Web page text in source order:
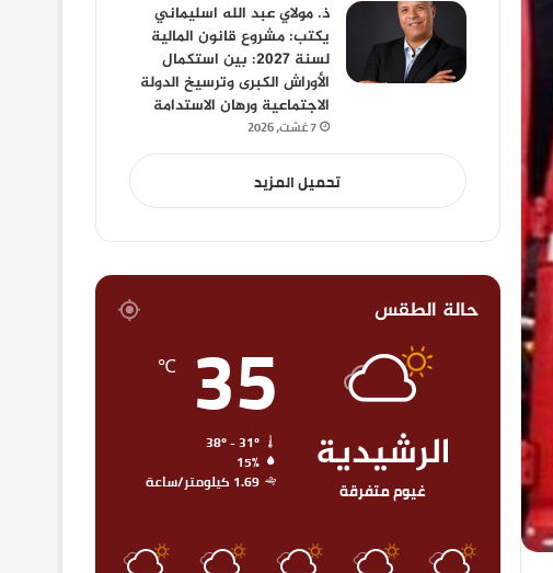
ذ. مولاي عبد الله اسليماني
يكتب: مشروع قانون المالية
لسنة 2027: بين استكمال
الأوراش الكبرى وترسيخ الدولة
الاجتماعية ورهان الاستدامة
7 غشت، 2026
تحميل المزيد
حالة الطقس
الرشيدية
غيوم متفرقة
35
℃
38º - 31º
15%
1.69 كيلومتر/ساعة